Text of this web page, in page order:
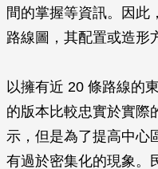
間的掌握等資訊。因此
路線圖，其配置或造形
以擁有近 20 條路線的
的版本比較忠實於實際
示，但是為了提高中心
有過於密集化的現象。